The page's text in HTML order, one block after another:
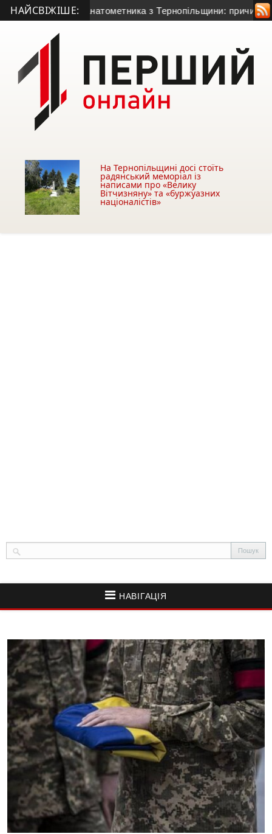
НАЙСВІЖІШЕ:
гранатометника з Тернопільщини: причина смерті –
На Тернопільщині досі стоїть
радянський меморіал із
написами про «Велику
Вітчизняну» та «буржуазних
націоналістів»
НАВІГАЦІЯ